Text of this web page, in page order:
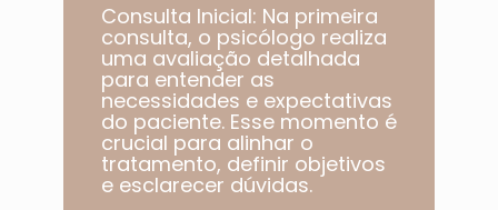
Consulta Inicial: Na primeira
consulta, o psicólogo realiza
uma avaliação detalhada
para entender as
necessidades e expectativas
do paciente. Esse momento é
crucial para alinhar o
tratamento, definir objetivos
e esclarecer dúvidas.